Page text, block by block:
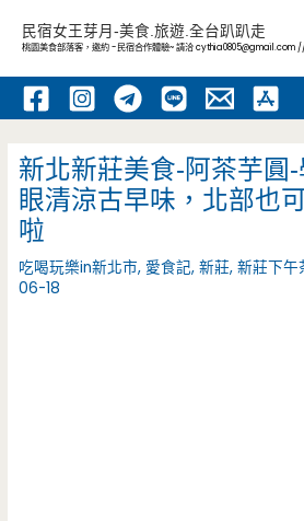
內
民宿女王芽月-美食.旅遊.全台趴趴走
桃園美食部落客，邀約 -民宿合作體驗~ 請洽cythia0805@gmail.com
新北新莊美食-阿茶芋圓
眼清涼古早味，北部也
啦
吃喝玩樂in新北市, 愛食記,新莊,新莊下午
06-18